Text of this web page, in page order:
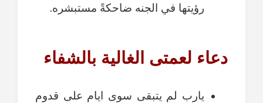
رؤيتها في الجنه ضاحكةً مستبشره.
دعاء لعمتى الغالية بالشفاء
يارب لم يتبقى سوى ايام على قدوم